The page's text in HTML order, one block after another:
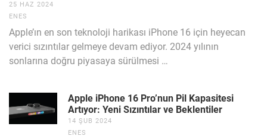
25 HAZ 2024
ENES
Apple’ın en son teknoloji harikası iPhone 16 için heyecan
verici sızıntılar gelmeye devam ediyor. 2024 yılının
sonlarına doğru piyasaya sürülmesi …
Apple iPhone 16 Pro’nun Pil Kapasitesi
Artıyor: Yeni Sızıntılar ve Beklentiler
14 ŞUB 2024
ENES